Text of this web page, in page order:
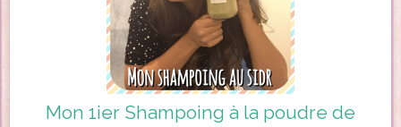
Mon 1ier Shampoing à la poudre de